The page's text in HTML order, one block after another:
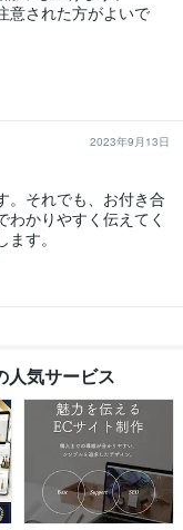
意された方がよいで
2023年9月13日
。それでも、お付き合
かりやすく伝えてく
す。
人気サービス